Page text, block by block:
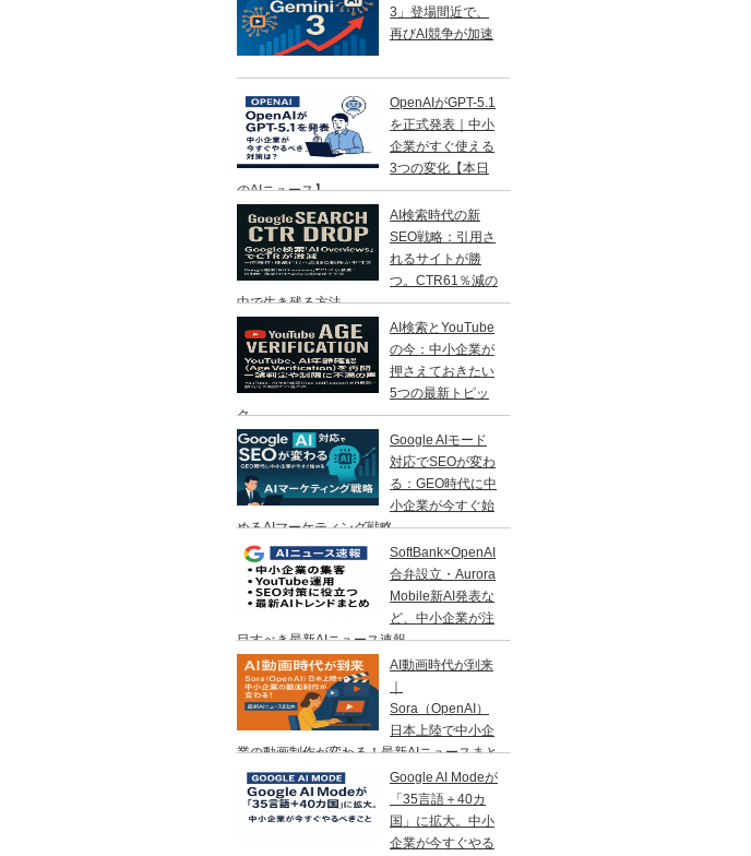
3」登場間近で、
再びAI競争が加速
OpenAIがGPT-5.1
を正式発表｜中小
企業がすぐ使える
3つの変化【本日
のAIニュース】
AI検索時代の新
SEO戦略：引用さ
れるサイトが勝
つ。CTR61％減の
中で生き残る方法
AI検索とYouTube
の今：中小企業が
押さえておきたい
5つの最新トピッ
ク
Google AIモード
対応でSEOが変わ
る：GEO時代に中
小企業が今すぐ始
めるAIマーケティング戦略
SoftBank×OpenAI
合弁設立・Aurora
Mobile新AI発表な
ど、中小企業が注
目すべき最新AIニュース速報
AI動画時代が到来
Sora（OpenAI）
日本上陸で中小企
業の動画制作が変わる！最新AIニュースまと
め
Google AI Modeが
「35言語＋40カ
国」に拡大。中小
企業が今すぐやる